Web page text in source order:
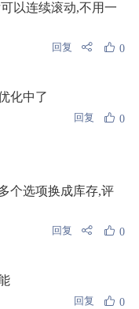
以连续滚动,不用一
回复 0
化中了
回复 0
个选项换成库存,评
回复 0
回复 0